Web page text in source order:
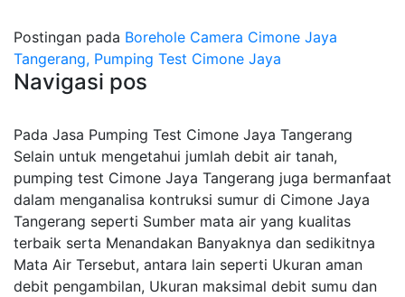
Postingan pada Borehole Camera Cimone Jaya
Tangerang, Pumping Test Cimone Jaya
Navigasi pos
Pada Jasa Pumping Test Cimone Jaya Tangerang
Selain untuk mengetahui jumlah debit air tanah,
pumping test Cimone Jaya Tangerang juga bermanfaat
dalam menganalisa kontruksi sumur di Cimone Jaya
Tangerang seperti Sumber mata air yang kualitas
terbaik serta Menandakan Banyaknya dan sedikitnya
Mata Air Tersebut, antara lain seperti Ukuran aman
debit pengambilan, Ukuran maksimal debit sumu dan